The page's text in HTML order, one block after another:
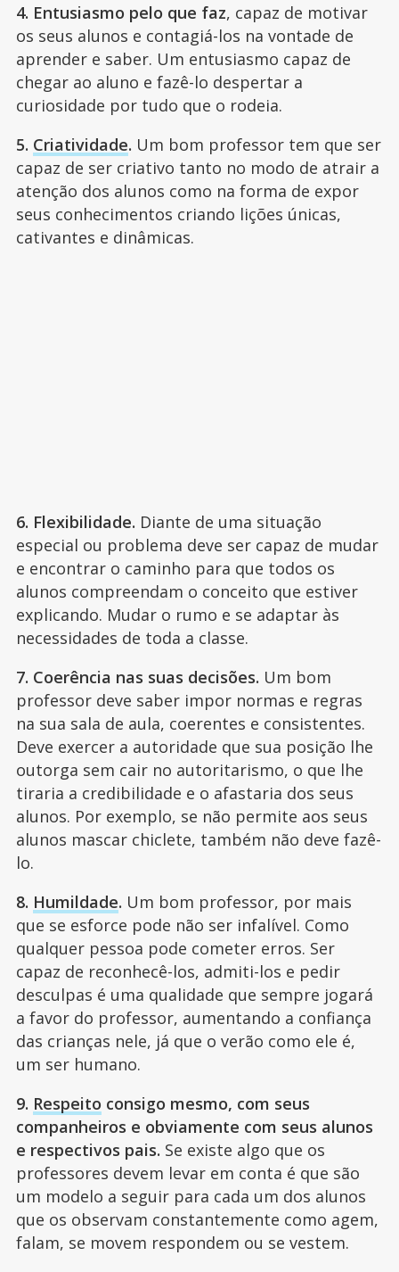
4. Entusiasmo pelo que faz, capaz de motivar
os seus alunos e contagiá-los na vontade de
aprender e saber. Um entusiasmo capaz de
chegar ao aluno e fazê-lo despertar a
curiosidade por tudo que o rodeia.
5. Criatividade. Um bom professor tem que ser
capaz de ser criativo tanto no modo de atrair a
atenção dos alunos como na forma de expor
seus conhecimentos criando lições únicas,
cativantes e dinâmicas.
6. Flexibilidade. Diante de uma situação
especial ou problema deve ser capaz de mudar
e encontrar o caminho para que todos os
alunos compreendam o conceito que estiver
explicando. Mudar o rumo e se adaptar às
necessidades de toda a classe.
7. Coerência nas suas decisões. Um bom
professor deve saber impor normas e regras
na sua sala de aula, coerentes e consistentes.
Deve exercer a autoridade que sua posição lhe
outorga sem cair no autoritarismo, o que lhe
tiraria a credibilidade e o afastaria dos seus
alunos. Por exemplo, se não permite aos seus
alunos mascar chiclete, também não deve fazê-
lo.
8. Humildade. Um bom professor, por mais
que se esforce pode não ser infalível. Como
qualquer pessoa pode cometer erros. Ser
capaz de reconhecê-los, admiti-los e pedir
desculpas é uma qualidade que sempre jogará
a favor do professor, aumentando a confiança
das crianças nele, já que o verão como ele é,
um ser humano.
9. Respeito consigo mesmo, com seus
companheiros e obviamente com seus alunos
e respectivos pais. Se existe algo que os
professores devem levar em conta é que são
um modelo a seguir para cada um dos alunos
que os observam constantemente como agem,
falam, se movem respondem ou se vestem.